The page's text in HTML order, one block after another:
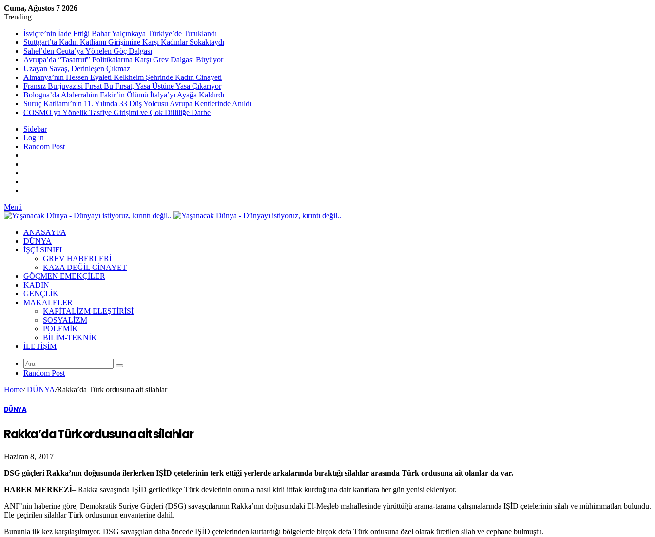
Cuma, Ağustos 7 2026
Trending
İsviçre’nin İade Ettiği Bahar Yalçınkaya Türkiye’de Tutuklandı
Stuttgart’ta Kadın Katliamı Girişimine Karşı Kadınlar Sokaktaydı
Sahel’den Ceuta’ya Yönelen Göç Dalgası
Avrupa’da “Tasarruf” Politikalarına Karşı Grev Dalgası Büyüyor
Uzayan Savaş, Derinleşen Çıkmaz
Almanya’nın Hessen Eyaleti Kelkheim Şehrinde Kadın Cinayeti
Fransız Burjuvazisi Fırsat Bu Fırsat, Yasa Üstüne Yasa Çıkarıyor
Bologna’da Abderrahim Fakir’in Ölümü İtalya’yı Ayağa Kaldırdı
Suruç Katliamı’nın 11. Yılında 33 Düş Yolcusu Avrupa Kentlerinde Anıldı
COSMO ya Yönelik Tasfiye Girişimi ve Çok Dilliliğe Darbe
Sidebar
Log in
Random Post
Menü
ANASAYFA
DÜNYA
İŞÇİ SINIFI
GREV HABERLERİ
KAZA DEĞİL CİNAYET
GÖÇMEN EMEKÇİLER
KADIN
GENÇLİK
MAKALELER
KAPİTALİZM ELEŞTİRİSİ
SOSYALİZM
POLEMİK
BİLİM-TEKNİK
ILETIŞIM
Random Post
Home/DÜNYA/Rakka’da Türk ordusuna ait silahlar
DÜNYA
Rakka’da Türk ordusuna ait silahlar
Haziran 8, 2017
DSG güçleri Rakka’nın doğusunda ilerlerken IŞİD çetelerinin terk ettiği yerlerde arkalarında bıraktığı silahlar arasında Türk ordusuna ait olanlar da var.
HABER MERKEZİ– Rakka savaşında IŞİD geriledikçe Türk devletinin onunla nasıl kirli ittfak kurduğuna dair kanıtlara her gün yenisi ekleniyor.
ANF’nin haberine göre, Demokratik Suriye Güçleri (DSG) savaşçılarının Rakka’nın doğusundaki El-Meşleb mahallesinde yürüttüğü arama-tarama çalışmalarında IŞİD çetelerinin silah ve mühimmatları bulundu.
Ele geçirilen silahlar Türk ordusunun envanterine dahil.
Bununla ilk kez karşılaşılmıyor. DSG savaşçıları daha öncede IŞİD çetelerinden kurtardığı bölgelerde birçok defa Türk ordusuna özel olarak üretilen silah ve cephane bulmuştu.